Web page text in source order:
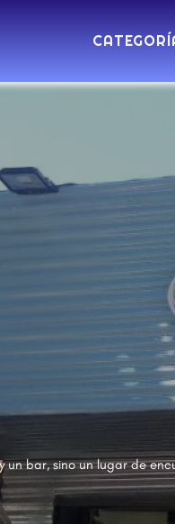
un bar, sino un lugar de